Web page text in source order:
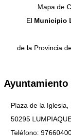
Mapa de
El Municipio
de la Provincia
Plaza de la Iglesia,
50295
Teléfono: